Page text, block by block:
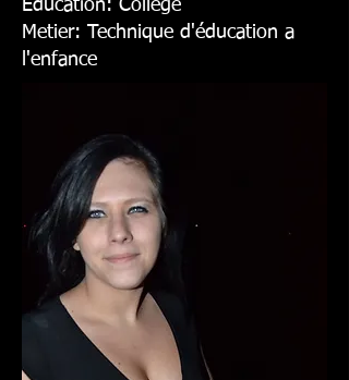
Education: College
Metier: Technique d'éducation a
l'enfance